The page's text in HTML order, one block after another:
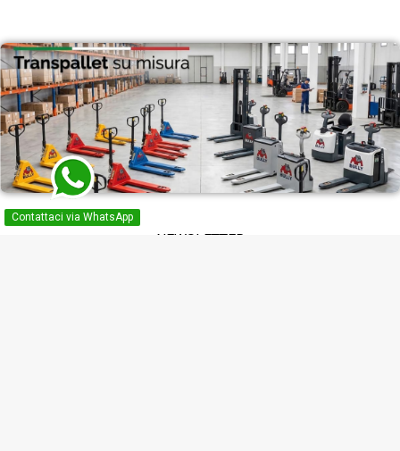
NEWSLETTER
Contattaci via WhatsApp